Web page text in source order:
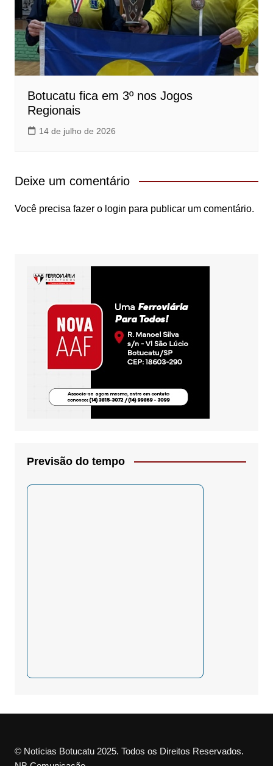
Botucatu fica em 3º nos Jogos
Regionais
14 de julho de 2026
Deixe um comentário
Você precisa fazer o login para publicar um comentário.
Previsão do tempo
© Notícias Botucatu 2025. Todos os Direitos Reservados.